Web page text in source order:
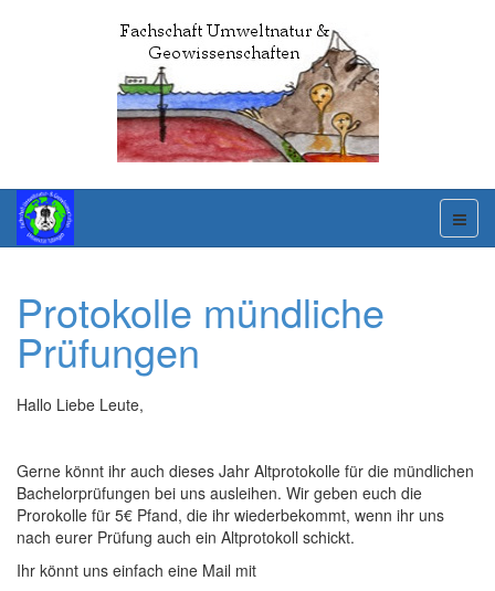
Protokolle mündliche
Prüfungen
Hallo Liebe Leute,
Gerne könnt ihr auch dieses Jahr Altprotokolle für die mündlichen
Bachelorprüfungen bei uns ausleihen. Wir geben euch die
Prorokolle für 5€ Pfand, die ihr wiederbekommt, wenn ihr uns
nach eurer Prüfung auch ein Altprotokoll schickt.
Ihr könnt uns einfach eine Mail mit